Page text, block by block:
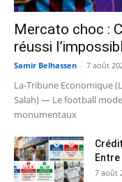
Mercato choc :
réussi
Samir Belhassen - 7 août
La-Tribune Economique
Salah) — Le football
monumentaux
7 août